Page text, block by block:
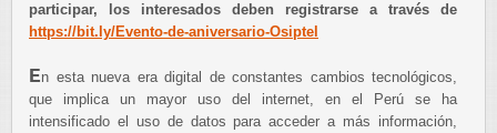
participar, los interesados deben registrarse a través de
https://bit.ly/Evento-de-aniversario-Osiptel
En esta nueva era digital de constantes cambios tecnológicos,
que implica un mayor uso del internet, en el Perú se ha
intensificado el uso de datos para acceder a más información,